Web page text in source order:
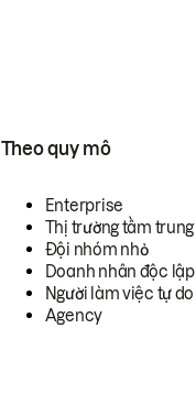
Theo quy mô
Enterprise
Thị trường tầm trung
Đội nhóm nhỏ
Doanh nhân độc lập
Người làm việc tự do
Agency